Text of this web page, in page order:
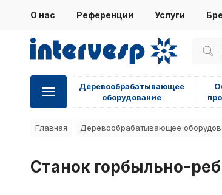
О нас Референции Услуги
Деревообрабатывающее
оборудование
Главная Деревообрабатывающее
Станок горбыльно-